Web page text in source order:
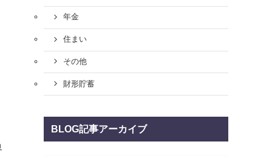
年金
住まい
その他
財形貯蓄
BLOG記事アーカイブ